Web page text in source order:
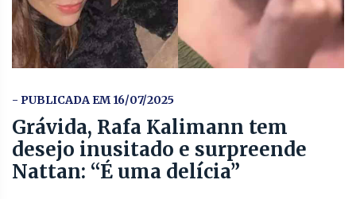
- PUBLICADA EM 16/07/2025
Grávida, Rafa Kalimann tem
desejo inusitado e surpreende
Nattan: “É uma delícia”